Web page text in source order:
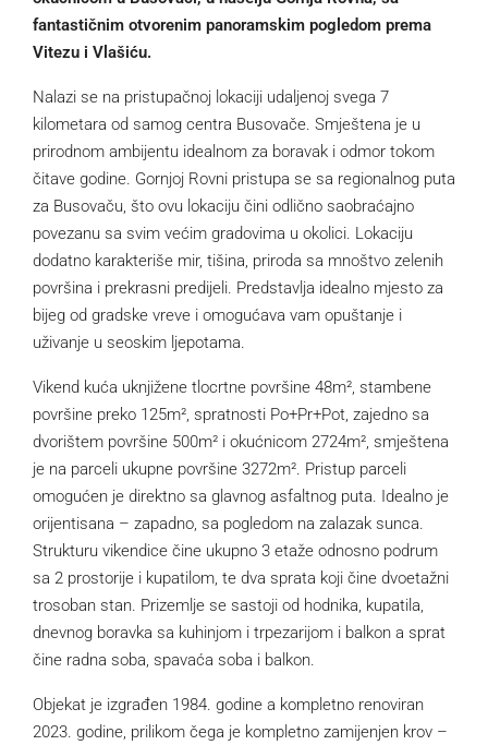
fantastičnim otvorenim panoramskim pogledom prema
Vitezu i Vlašiću.
Nalazi se na pristupačnoj lokaciji udaljenoj svega 7
kilometara od samog centra Busovače. Smještena je u
prirodnom ambijentu idealnom za boravak i odmor tokom
čitave godine. Gornjoj Rovni pristupa se sa regionalnog puta
za Busovaču, što ovu lokaciju čini odlično saobraćajno
povezanu sa svim većim gradovima u okolici. Lokaciju
dodatno karakteriše mir, tišina, priroda sa mnoštvo zelenih
površina i prekrasni predijeli. Predstavlja idealno mjesto za
bijeg od gradske vreve i omogućava vam opuštanje i
uživanje u seoskim ljepotama.
Vikend kuća uknjižene tlocrtne površine 48m², stambene
površine preko 125m², spratnosti Po+Pr+Pot, zajedno sa
dvorištem površine 500m² i okućnicom 2724m², smještena
je na parceli ukupne površine 3272m². Pristup parceli
omogućen je direktno sa glavnog asfaltnog puta. Idealno je
orijentisana – zapadno, sa pogledom na zalazak sunca.
Strukturu vikendice čine ukupno 3 etaže odnosno podrum
sa 2 prostorije i kupatilom, te dva sprata koji čine dvoetažni
trosoban stan. Prizemlje se sastoji od hodnika, kupatila,
dnevnog boravka sa kuhinjom i trpezarijom i balkon a sprat
čine radna soba, spavaća soba i balkon.
Objekat je izgrađen 1984. godine a kompletno renoviran
2023. godine, prilikom čega je kompletno zamijenjen krov –